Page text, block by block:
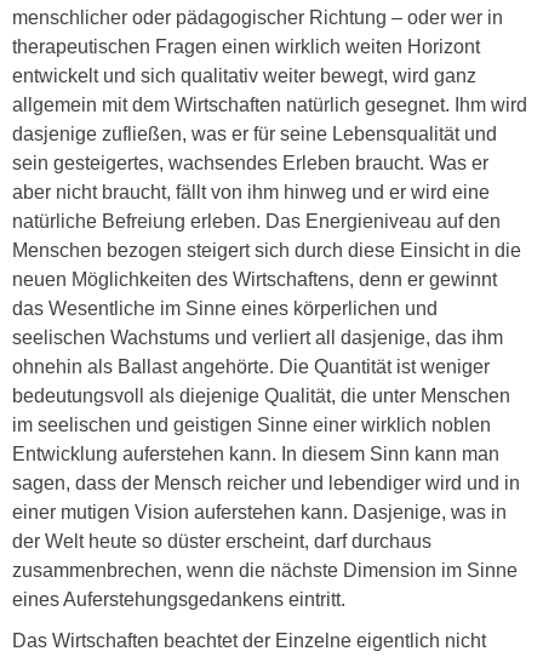
menschlicher oder pädagogischer Richtung – oder wer in
therapeutischen Fragen einen wirklich weiten Horizont
entwickelt und sich qualitativ weiter bewegt, wird ganz
allgemein mit dem Wirtschaften natürlich gesegnet. Ihm wird
dasjenige zufließen, was er für seine Lebensqualität und
sein gesteigertes, wachsendes Erleben braucht. Was er
aber nicht braucht, fällt von ihm hinweg und er wird eine
natürliche Befreiung erleben. Das Energieniveau auf den
Menschen bezogen steigert sich durch diese Einsicht in die
neuen Möglichkeiten des Wirtschaftens, denn er gewinnt
das Wesentliche im Sinne eines körperlichen und
seelischen Wachstums und verliert all dasjenige, das ihm
ohnehin als Ballast angehörte. Die Quantität ist weniger
bedeutungsvoll als diejenige Qualität, die unter Menschen
im seelischen und geistigen Sinne einer wirklich noblen
Entwicklung auferstehen kann. In diesem Sinn kann man
sagen, dass der Mensch reicher und lebendiger wird und in
einer mutigen Vision auferstehen kann. Dasjenige, was in
der Welt heute so düster erscheint, darf durchaus
zusammenbrechen, wenn die nächste Dimension im Sinne
eines Auferstehungsgedankens eintritt.
Das Wirtschaften beachtet der Einzelne eigentlich nicht